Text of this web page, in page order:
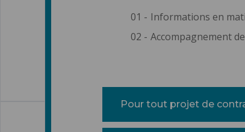
Informations en
Accompagnement
Pour tout projet de